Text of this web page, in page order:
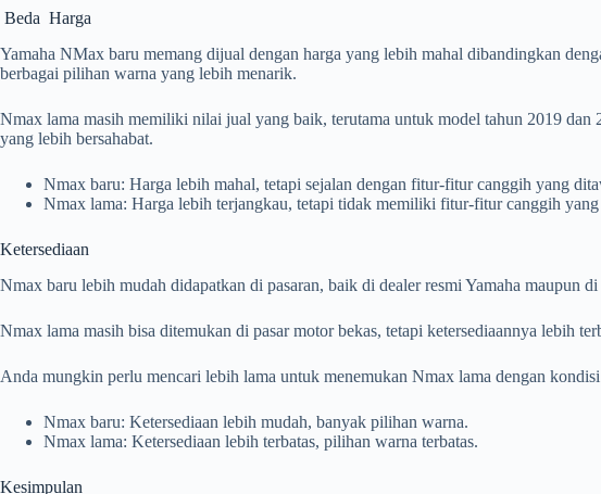
Beda Harga
Yamaha NMax baru memang dijual dengan harga yang lebih mahal dibandingkan
berbagai pilihan warna yang lebih menarik.
Nmax lama masih memiliki nilai jual yang baik, terutama untuk model tahun 2019
yang lebih bersahabat.
Nmax baru: Harga lebih mahal, tetapi sejalan dengan fitur-fitur canggih yang
Nmax lama: Harga lebih terjangkau, tetapi tidak memiliki fitur-fitur canggih
Ketersediaan
Nmax baru lebih mudah didapatkan di pasaran, baik di dealer resmi Yamaha maupun
Nmax lama masih bisa ditemukan di pasar motor bekas, tetapi ketersediaannya lebih
Anda mungkin perlu mencari lebih lama untuk menemukan Nmax lama dengan
Nmax baru: Ketersediaan lebih mudah, banyak pilihan warna.
Nmax lama: Ketersediaan lebih terbatas, pilihan warna terbatas.
Kesimpulan